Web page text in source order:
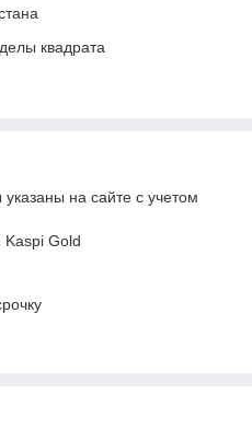
квадрата
на сайте с учетом
Gold